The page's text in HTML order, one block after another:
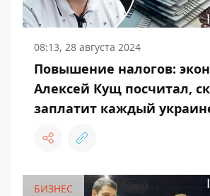
08:13, 28 августа 2024
Повышение налогов:
Алексей Кущ посчитал,
заплатит каждый
БИЗНЕС